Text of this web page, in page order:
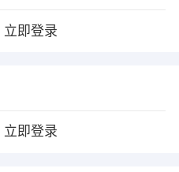
立即登录
立即登录